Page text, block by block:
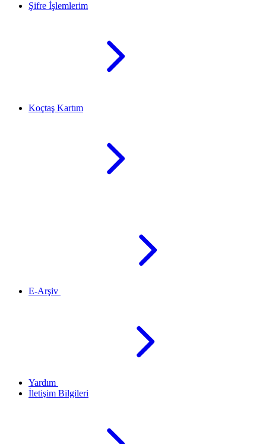
Şifre İşlemlerim
Koçtaş Kartım
E-Arşiv
Yardım
İletişim Bilgileri